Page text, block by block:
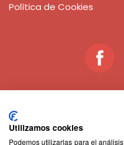
Política de Cookies
JUGUETERÍA CON
En las tiendas
Utilizamos cookies
Podemos utilizarlas para el